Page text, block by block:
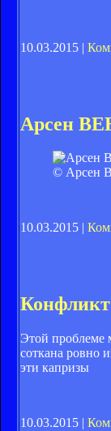
10.03.2015 |
Арсен
© Арсен
10.03.2015 |
Конфликт
Этой проблеме
соткана ровно
эти капризы
10.03.2015 |